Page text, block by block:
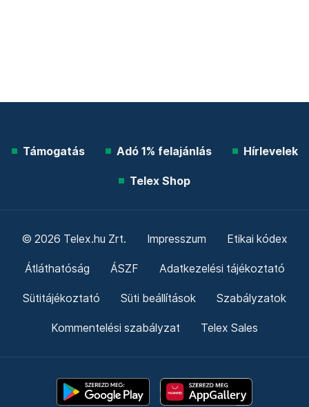
Támogatás Adó 1% felajánlás Hírlevelek
Telex Shop
© 2026 Telex.hu Zrt. Impresszum Etikai kódex
Átláthatóság ÁSZF Adatkezelési tájékoztató
Sütitájékoztató Süti beállítások Szabályzatok
Kommentelési szabályzat Telex Sales